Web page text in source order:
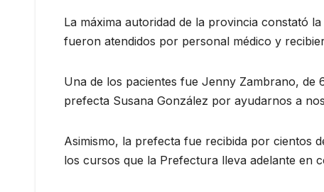
La máxima autoridad de la provincia constató
fueron atendidos por personal médico y
Una de los pacientes fue Jenny Zambrano, de
prefecta Susana González por ayudarnos a
Asimismo, la prefecta fue recibida por cientos
los cursos que la Prefectura lleva adelante en